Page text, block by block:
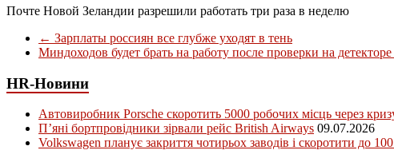
Почте Новой Зеландии разрешили работать три раза в неделю
← Зарплаты россиян все глубже уходят в тень
Миндоходов будет брать на работу после проверки на
HR-Новини
Автовиробник Porsche скоротить 5000 робочих місць через
П’яні бортпровідники зірвали рейс British Airways 09.07.2026
Volkswagen планує закриття чотирьох заводів і скоротити до